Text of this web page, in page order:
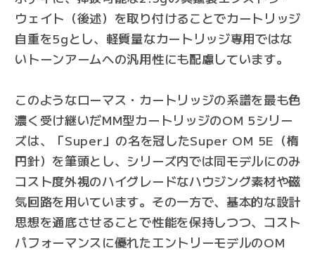
ウェイト（後述）を取り付けることでカートリッジ
自重を5gとし、軽質量なカートリッジ専用ではな
いトーンアームへの汎用性にも配慮しています。
このようなローマス・カートリッジの系譜を最も色
濃く受け継いだMM型カートリッジのOM 5シリー
ズは、「Super」の名を冠したSuper OM 5E（楕
円針）を筆頭とし、シリーズ内では同モデルにのみ
コスト度外視のハイグレードなハウジング素材や磁
気回路を用いています。その一方で、基本的な設計
思想を通底させることで性能を保持しつつ、コスト
パフォーマンスに優れたエントリーモデルのOM